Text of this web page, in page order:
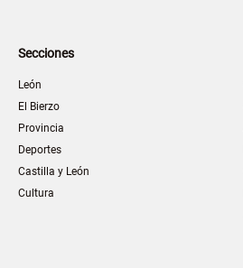
Secciones
León
El Bierzo
Provincia
Deportes
Castilla y León
Cultura